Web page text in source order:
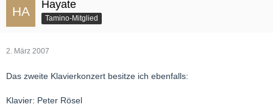
Hayate
Tamino-Mitglied
2. März 2007
Das zweite Klavierkonzert besitze ich ebenfalls:
Klavier: Peter Rösel